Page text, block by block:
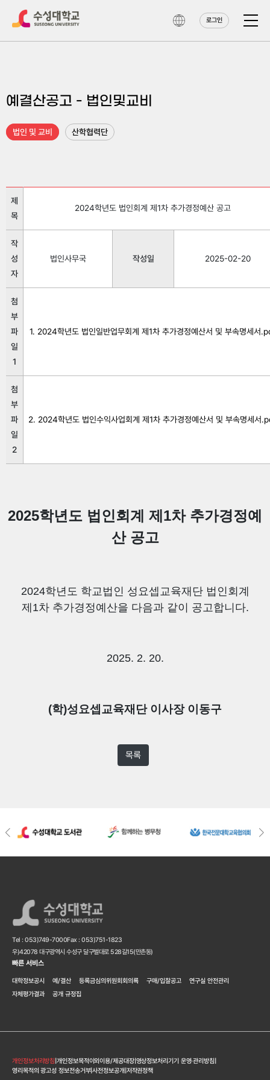
로그인
예결산공고 - 법인및교비
법인 및 교비 산학협력단
제
목
2024학년도 법인회계 제1차 추가경정예산 공고
작
성
자
법인사무국 작성일 2025-02-20
첨
부
파
일
1
1. 2024학년도 법인일반업무회계 제1차 추가경정예산서 및 부속명세서
첨
부
파
일
2
2. 2024학년도 법인수익사업회계 제1차 추가경정예산서 및 부속명세서
2025학년도 법인회계 제 1차 추가경정예
산 공고
2024학년도 학교법인 성요셉교육재단 법인회계
제 1차 추가경정예산을 다음과 같이 공고합니다.
2025. 2. 20.
(학)성요셉교육재단 이사장 이동구
목록
Tel : 053)749-7000Fax : 053)751-1823
우)42078 대구광역시 수성구 달구벌대로 528길15(만촌동)
빠른 서비스
대학정보공시 예/결산 등록금심의위원회회의룍 구매/입찰공고
연구실 안전관리
자체평가결과
공개 규정집
개인정보처리방침|개인정보목적이외이용/제공대장|영상정보처리기기 운영·관리방침|
영리목적의 광고성 정보전송거부|사전정보공개|저작권정책